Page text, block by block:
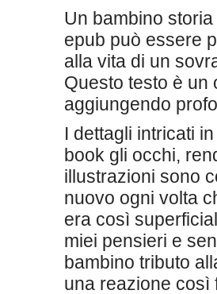
Un bambino
epub può essere
alla vita di un
Questo testo è un
aggiungendo
I dettagli intricati
book gli occhi,
illustrazioni sono
nuovo ogni volta
era così
miei pensieri e
bambino tributo
una reazione così